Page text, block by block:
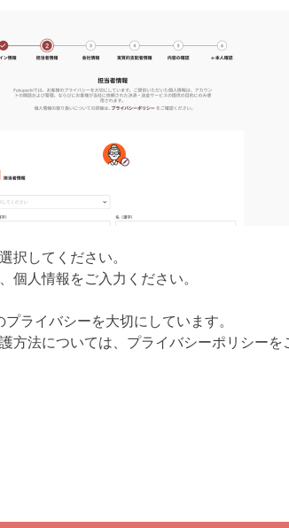
択してください。
個人情報をご入力ください。
ライバシーを大切にしています。
方法については、プライバシーポリシーを